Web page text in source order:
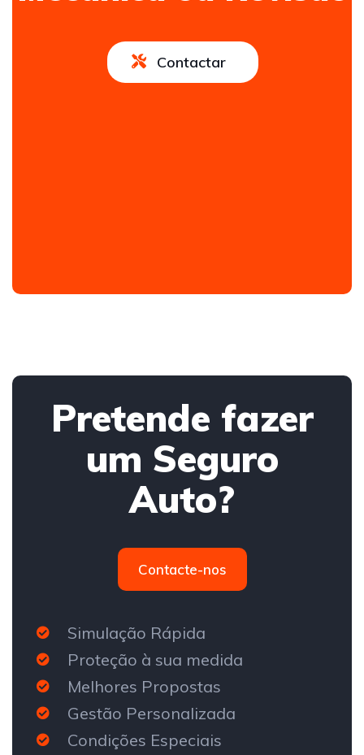
Contactar
Pretende fazer
um Seguro
Auto?
Contacte-nos
Simulação Rápida
Proteção à sua medida
Melhores Propostas
Gestão Personalizada
Condições Especiais